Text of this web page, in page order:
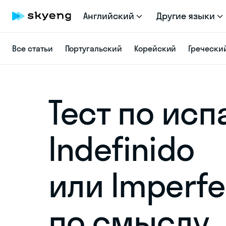
Английский Другие языки
Все статьи Португальский Корейский
Тест по
Indefinido
или